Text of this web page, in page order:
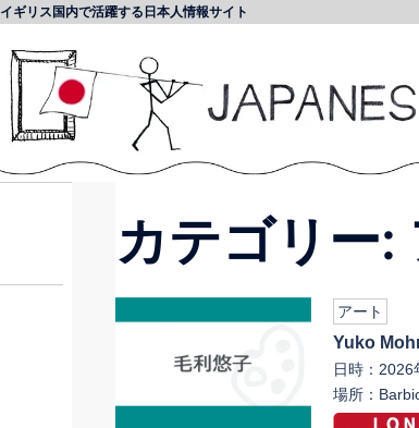
イギリス国内で活躍する日本人情報サイト
カテゴリー:
アート
Yuko
日時：
場所：